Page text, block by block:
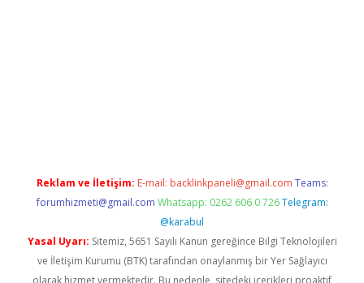
Reklam ve İletişim: E-mail: backlinkpaneli@gmail.com Teams:
forumhizmeti@gmail.com Whatsapp: 0262 606 0 726 Telegram:
@karabul
Yasal Uyarı: Sitemiz, 5651 Sayılı Kanun gereğince Bilgi Teknolojileri
ve İletişim Kurumu (BTK) tarafından onaylanmış bir Yer Sağlayıcı
olarak hizmet vermektedir. Bu nedenle, sitedeki içerikleri proaktif